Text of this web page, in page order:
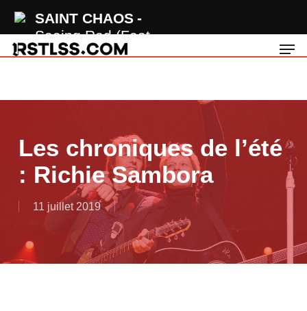
SAINT CHAOS
Seeing Red (Feat.
Vo Williams, Sam
main
Les chroniques de l’été
: Richie Sambora
11 juillet 2019